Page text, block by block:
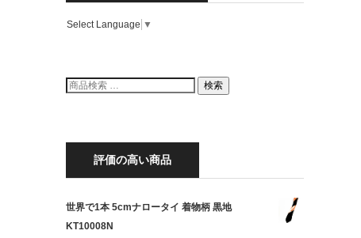
Select Language ▼
検
索
検索
評価の高い商品
世界で1本 5cmナロータイ 着物柄 黒地
KT10008N